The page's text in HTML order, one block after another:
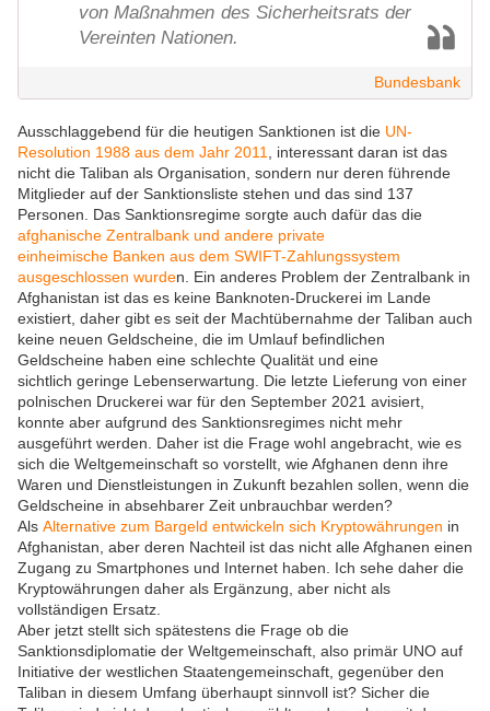
von Maßnahmen des Sicherheitsrats der
Vereinten Nationen.
Bundesbank
Ausschlaggebend für die heutigen Sanktionen ist die UN-
Resolution 1988 aus dem Jahr 2011
, interessant daran ist das
nicht die Taliban als Organisation, sondern nur deren führende
Mitglieder auf der Sanktionsliste stehen und das sind 137
Personen. Das Sanktionsregime sorgte auch dafür das die
afghanische Zentralbank und andere private
einheimische Banken aus dem SWIFT-Zahlungssystem
ausgeschlossen wurden. Ein anderes Problem der Zentralbank in
Afghanistan ist das es keine Banknoten-Druckerei im Lande
existiert, daher gibt es seit der Machtübernahme der Taliban auch
keine neuen Geldscheine, die im Umlauf befindlichen
Geldscheine haben eine schlechte Qualität und eine
sichtlich geringe Lebenserwartung. Die letzte Lieferung von einer
polnischen Druckerei war für den September 2021 avisiert,
konnte aber aufgrund des Sanktionsregimes nicht mehr
ausgeführt werden. Daher ist die Frage wohl angebracht, wie es
sich die Weltgemeinschaft so vorstellt, wie Afghanen denn ihre
Waren und Dienstleistungen in Zukunft bezahlen sollen, wenn die
Geldscheine in absehbarer Zeit unbrauchbar werden?
Als Alternative zum Bargeld entwickeln sich Kryptowährungen in
Afghanistan, aber deren Nachteil ist das nicht alle Afghanen einen
Zugang zu Smartphones und Internet haben. Ich sehe daher die
Kryptowährungen daher als Ergänzung, aber nicht als
vollständigen Ersatz.
Aber jetzt stellt sich spätestens die Frage ob die
Sanktionsdiplomatie der Weltgemeinschaft, also primär UNO auf
Initiative der westlichen Staatengemeinschaft, gegenüber den
Taliban in diesem Umfang überhaupt sinnvoll ist? Sicher die